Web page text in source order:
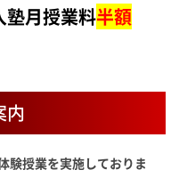
月授業料半額
内
験授業を実施しておりま